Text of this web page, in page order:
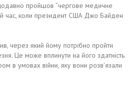
пройшов “чергове медичне
час, коли президент США Джо Байден
через який йому потрібно пройти
Це може вплинути на його здатність
в умовах війни, яку вони розв’язали